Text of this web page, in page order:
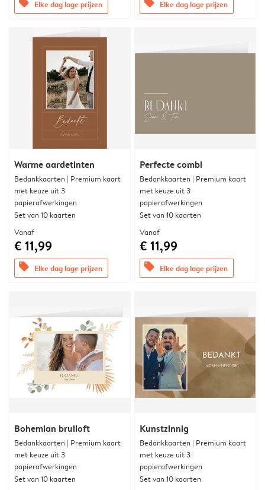
offers Elke dag lage prijzen offers Elke dag lage prijzen
Warme aardetinten
Bedankkaarten | Premium kaart
met keuze uit 3
papierafwerkingen
Set van 10 kaarten
Vanaf
€ 11,99
offers Elke dag lage prijzen
Perfecte combi
Bedankkaarten | Premium kaart
met keuze uit 3
papierafwerkingen
Set van 10 kaarten
Vanaf
€ 11,99
offers Elke dag lage prijzen
Bohemian bruiloft
Bedankkaarten | Premium kaart
met keuze uit 3
papierafwerkingen
Set van 10 kaarten
Kunstzinnig
Bedankkaarten | Premium kaart
met keuze uit 3
papierafwerkingen
Set van 10 kaarten